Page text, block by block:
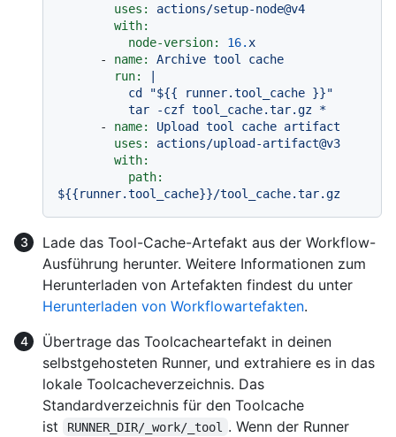
uses:
actions/setup-node@v4
with:
node-version:
16. x
-
name: Archive tool
cache
run:
|
-
name: Upload tool cache artifact
uses:
actions/upload-artifact@v3
with:
path:
${{runner.tool_cache}}/tool_cache.tar.gz
Lade das Tool-Cache-Artefakt aus der Workflow-
Ausführung herunter. Weitere Informationen zum
Herunterladen von Artefakten findest du unter
Herunterladen von Workflowartefakten.
Übertrage das Toolcacheartefakt in deinen
selbstgehosteten Runner, und extrahiere es in das
lokale Toolcacheverzeichnis. Das
Standardverzeichnis für den Toolcache
ist
RUNNER_DIR/_work/_tool
. Wenn der Runner